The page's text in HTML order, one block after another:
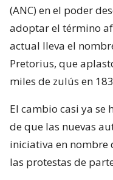
(ANC) en el poder
adoptar el término
actual lleva el
Pretorius, que
miles de zulús en
El cambio casi ya se
de que las nuevas
iniciativa en nombre
las protestas de